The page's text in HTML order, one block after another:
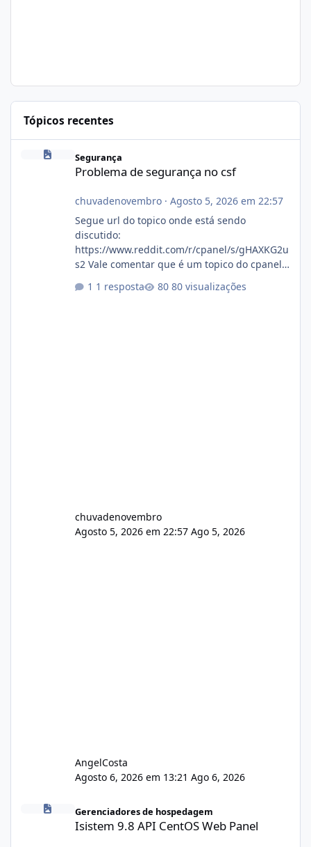
Tópicos recentes
Problema de segurança no csf
Segurança
Problema de segurança no csf
chuvadenovembro· Agosto 5, 2026 em 22:57
Segue url do topico onde está sendo
discutido:
https://www.reddit.com/r/cpanel/s/gHAXKG2u
s2 Vale comentar que é um topico do cpanel...
1 resposta 80 visualizações
chuvadenovembro
Agosto 5, 2026 em 22:57 Ago 5, 2026
AngelCosta
Agosto 6, 2026 em 13:21 Ago 6, 2026
Gerenciadores de hospedagem
Isistem 9.8 API CentOS Web Panel